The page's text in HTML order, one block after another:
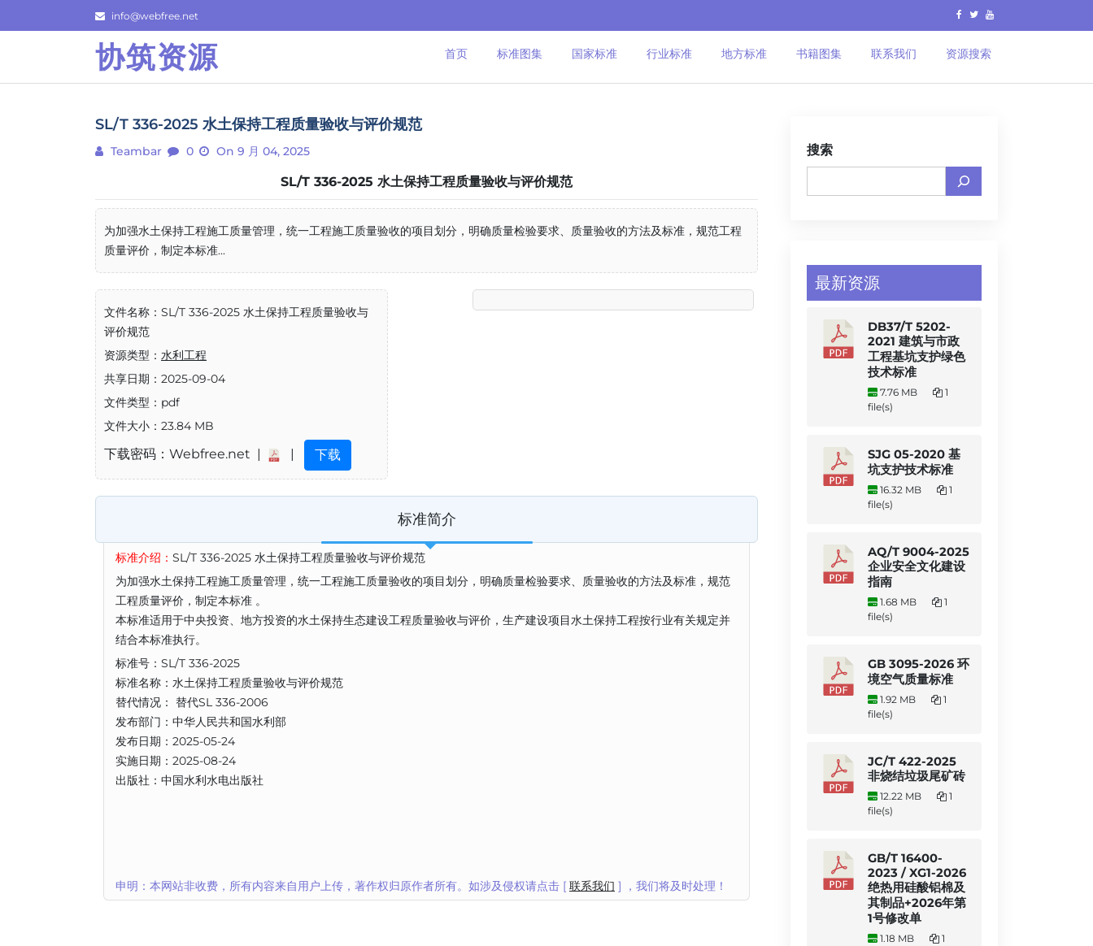
to
info@webfree.net
协筑资源 首页 标准图集 国家标准 行业标准 地方标准 书籍图集 联系我们 资源搜索
SL/T 336-2025 水土保持工程质量验收与评价规范
Teambar 0 On 9 月 04, 2025
SL/T 336-2025 水土保持工程质量验收与评价规范
为加强⽔⼟保持⼯程施⼯质量管理，统⼀⼯程施⼯质量验收的项⽬划分，明确质量检验要求、质量验收的⽅法及标准，规范⼯程
质量评价，制定本标准...
文件名称：SL/T 336-2025 水土保持工程质量验收与
评价规范
资源类型： 水利工程
共享日期：2025-09-04
文件类型：pdf
文件大小：23.84 MB
下载密码：Webfree.net | | 下载
标准简介
标准介绍： SL/T 336-2025 水土保持工程质量验收与评价规范
为加强⽔⼟保持⼯程施⼯质量管理，统⼀⼯程施⼯质量验收的项⽬划分，明确质量检验要求、质量验收的⽅法及标准，规范
⼯程质量评价，制定本标准 。
本标准适用于中央投资、地方投资的水土保持生态建设工程质量验收与评价，生产建设项目水土保持工程按行业有关规定并
结合本标准执行。
标准号：SL/T 336-2025
标准名称：水土保持工程质量验收与评价规范
替代情况： 替代SL 336-2006
发布部门：中华人民共和国水利部
发布日期：2025-05-24
实施日期：2025-08-24
出版社：中国水利水电出版社
申明：本网站非收费，所有内容来自用户上传，著作权归原作者所有。如涉及侵权请点击 [ 联系我们 ] ，我们将及时处理！
搜索
最新资源
DB37/T 5202-
2021 建筑与市政
工程基坑支护绿色
技术标准
7.76 MB
1
file(s)
SJG 05-2020 基
坑支护技术标准
16.32 MB
1
file(s)
AQ/T 9004-2025
企业安全文化建设
指南
1.68 MB
1
file(s)
GB 3095-2026 环
境空气质量标准
1.92 MB
1
file(s)
JC/T 422-2025
非烧结垃圾尾矿砖
12.22 MB
1
file(s)
GB/T 16400-
2023 / XG1-2026
绝热用硅酸铝棉及
其制品+2026年第
1号修改单
1.18 MB
1